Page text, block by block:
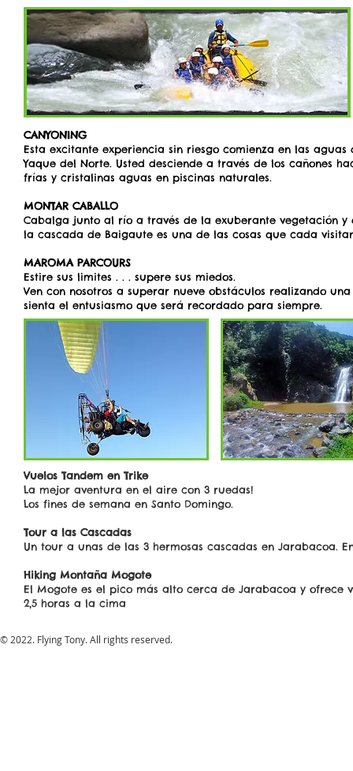
CANYONING
Esta excitante experiencia sin riesgo comienza en las
Yaque del Norte. Usted desciende a través de los cañones
frías y cristalinas aguas en piscinas naturales.
MONTAR CABALLO
Cabalga junto al río a través de la exuberante vegetación
la cascada de Baigaute es una de las cosas que cada
MAROMA PARCOURS
Estire sus limites . . . supere sus miedos.
Ven con nosotros a superar nueve obstáculos realizando
sienta el entusiasmo que será recordado para siempre.
Vuelos Tandem en Trike
La mejor aventura en el aire con 3 ruedas!
Los fines de semana en Santo Domingo.
Tour a las Cascadas
Un tour a unas de las 3 hermosas cascadas en Jarabacoa.
Hiking Montaña Mogote
El Mogote es el pico más alto cerca de Jarabacoa y ofrece
2,5 horas a la cima
© 2022. Flying Tony. All rights reserved.